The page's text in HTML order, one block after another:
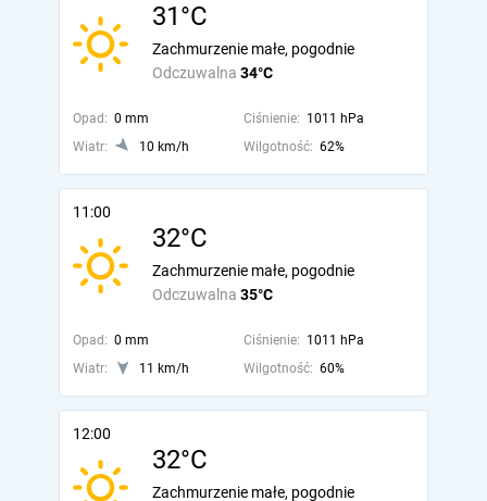
31°C
Odczuwalna 34°C
Zachmurzenie małe, pogodnie
Opad: 0 mm Ciśnienie: 1011 hPa
Wiatr:
10 km/h Wilgotność: 62%
11:00
32°C
Odczuwalna 35°C
Zachmurzenie małe, pogodnie
Opad: 0 mm Ciśnienie: 1011 hPa
Wiatr:
11 km/h Wilgotność: 60%
12:00
32°C
Zachmurzenie małe, pogodnie